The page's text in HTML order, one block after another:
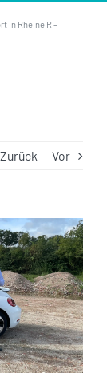
in Rheine R –
Zurück Vor